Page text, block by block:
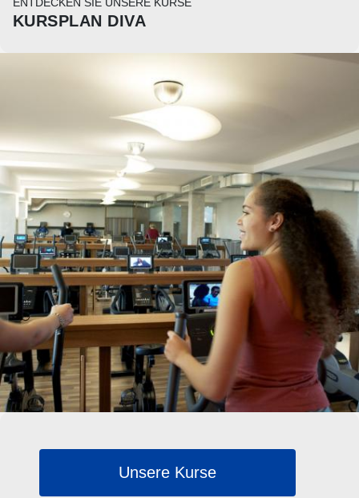
ENTDECKEN SIE UNSERE KURSE
KURSPLAN DIVA
Unsere Kurse